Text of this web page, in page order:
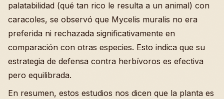
palatabilidad (qué tan rico le resulta a un animal) con
caracoles, se observó que Mycelis muralis no era
preferida ni rechazada significativamente en
comparación con otras especies. Esto indica que su
estrategia de defensa contra herbívoros es efectiva
pero equilibrada.
En resumen, estos estudios nos dicen que la planta es